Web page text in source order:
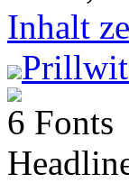
Inhalt
6 Fonts